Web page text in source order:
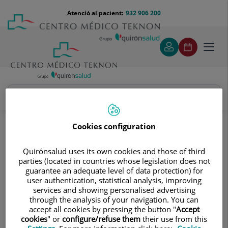
contingut
Menú
teléfono
cabecera
932 906 200
Atenció al pacient:
Felix Lugo Salcedo
FelixLugo Salcedo
FACULTATIU ESPECIALISTA GINECOLOGIA I OBSTETRICIA
Cookies configuration
Quirónsalud uses its own cookies and those of third
parties (located in countries whose legislation does not
guarantee an adequate level of data protection) for
user authentication, statistical analysis, improving
services and showing personalised advertising
through the analysis of your navigation. You can
accept all cookies by pressing the button "Accept
cookies" or configure/refuse them their use from this